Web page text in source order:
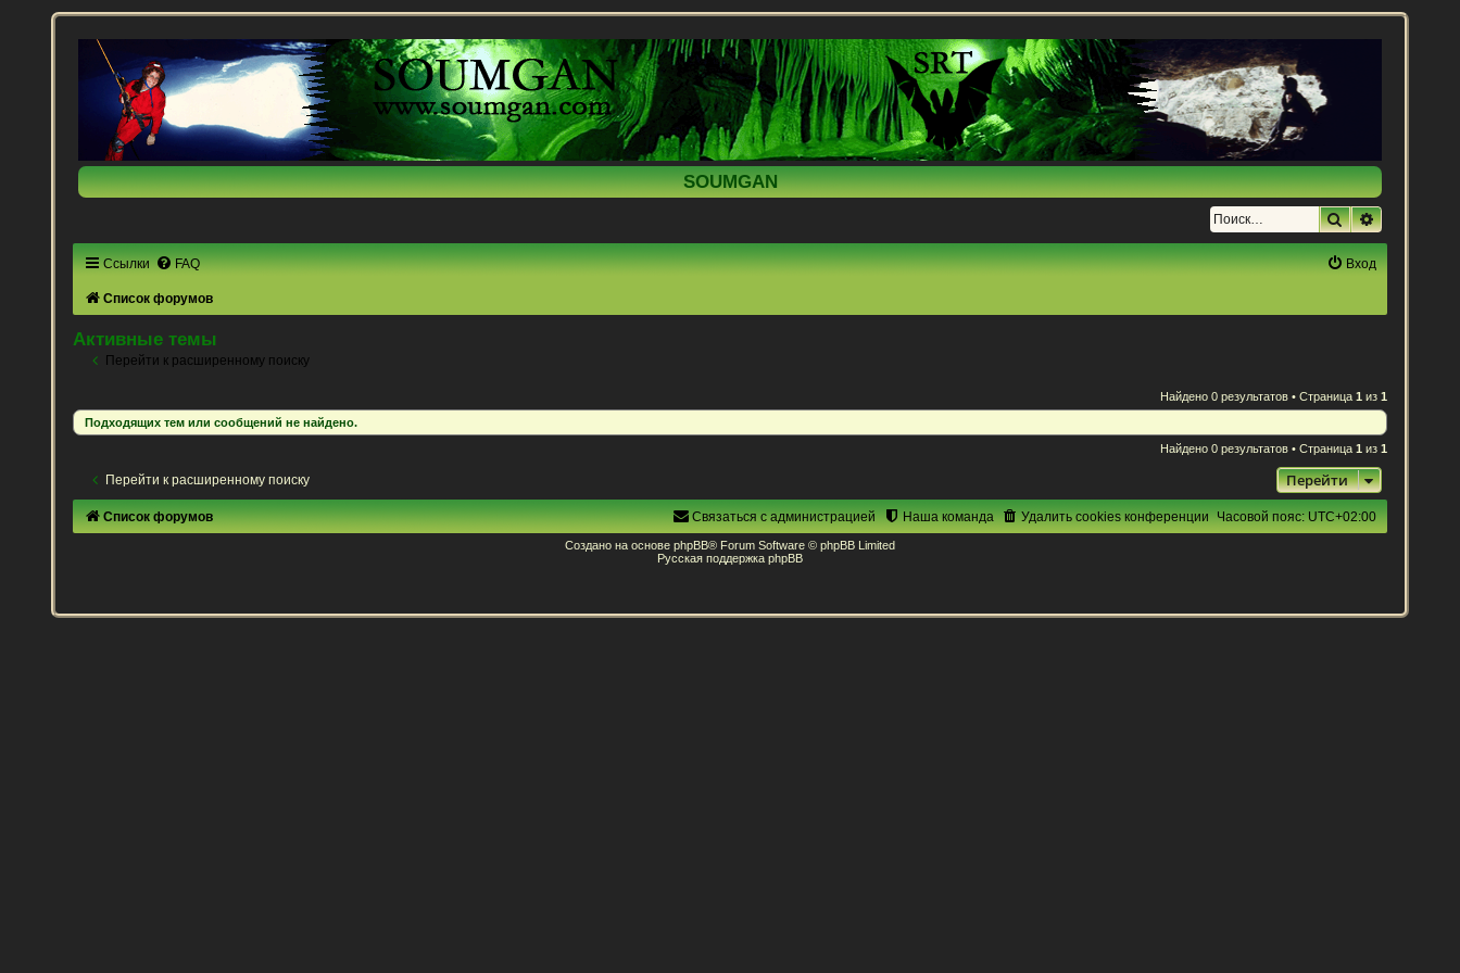
SOUMGAN
Поиск
Ссылки FAQ Вход
Список форумов
Активные темы
Перейти к расширенному поиску
Найдено 0 результатов • Страница 1 из 1
Подходящих тем или сообщений не найдено.
Найдено 0 результатов • Страница 1 из 1
Перейти к расширенному поиску Перейти
Список форумов Часовой пояс:UTC+02:00
Удалить cookies конференции
Наша команда
Связаться с администрацией
Создано на основе phpBB® Forum Software © phpBB Limited
Русская поддержка phpBB